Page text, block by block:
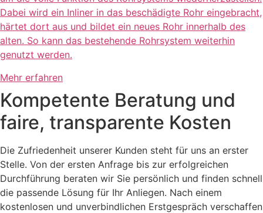
Dabei wird ein Inliner in das beschädigte Rohr eingebracht,
härtet dort aus und bildet ein neues Rohr innerhalb des
alten. So kann das bestehende Rohrsystem weiterhin
genutzt werden.
Mehr erfahren
Kompetente Beratung und
faire, transparente Kosten
Die Zufriedenheit unserer Kunden steht für uns an erster
Stelle. Von der ersten Anfrage bis zur erfolgreichen
Durchführung beraten wir Sie persönlich und finden schnell
die passende Lösung für Ihr Anliegen. Nach einem
kostenlosen und unverbindlichen Erstgespräch verschaffen